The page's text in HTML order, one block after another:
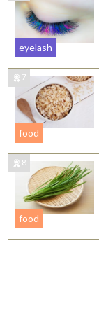
eyelash
7
food
8
food